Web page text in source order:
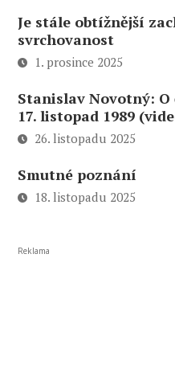
Je stále obtížnější
svrchovanost
1. prosince 2025
Stanislav Novotný: O
17. listopad 1989
26. listopadu 2025
Smutné poznání
18. listopadu 2025
Reklama